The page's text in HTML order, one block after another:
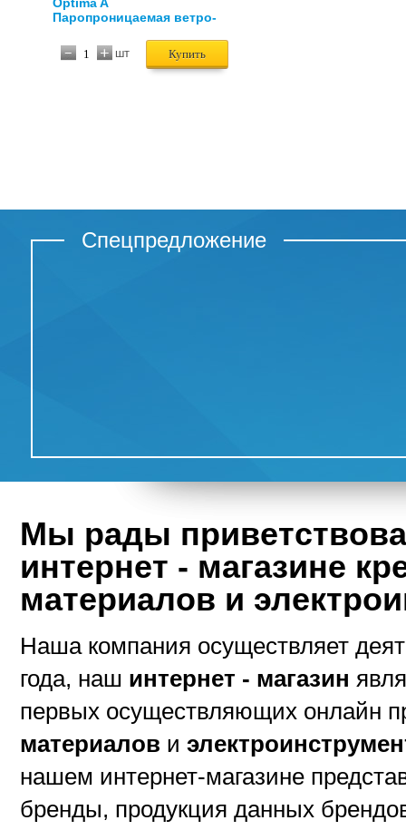
Паропроницаемая ветро-
шт Купить
Спецпредложение
Мы рады
интернет - магазине
материалов и
Наша компания осуществляет
года, наш интернет - магазин
первых осуществляющих онлайн
материалов и
нашем интернет-магазине
бренды, продукция данных